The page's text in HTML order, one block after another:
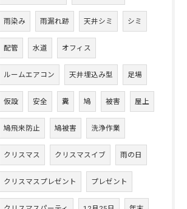
雨染み 雨漏れ跡 天井シミ シミ
配管 水道 オフィス
ルームエアコン 天井埋込み型 足場
仮設 安全 糞 鳩 被害 屋上
鳩飛来防止 鳩被害 洗浄作業
クリスマス クリスマスイブ 雨の日
クリスマスプレゼント プレゼント